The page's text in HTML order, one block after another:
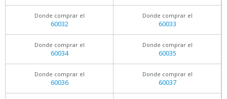
Donde comprar el
60032
Donde comprar el
60033
Donde comprar el
60034
Donde comprar el
60035
Donde comprar el
60036
Donde comprar el
60037